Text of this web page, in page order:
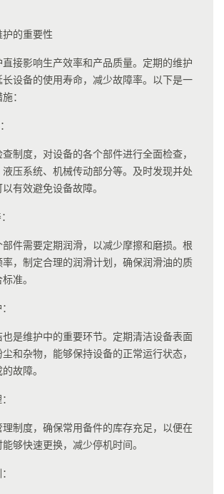
的重要性
接影响生产效率和产品质量。定期的维护
设备的使用寿命，减少故障率。以下是一
：
制度，对设备的各个部件进行全面检查，
压系统、机械传动部分等。及时发现并处
有效避免设备故障。
件需要定期润滑，以减少摩擦和磨损。根
，制定合理的润滑计划，确保润滑油的质
准。
是维护中的重要环节。定期清洁设备表面
和杂物，能够保持设备的正常运行状态，
故障。
理制度，确保常用备件的库存充足，以便在
够快速更换，减少停机时间。